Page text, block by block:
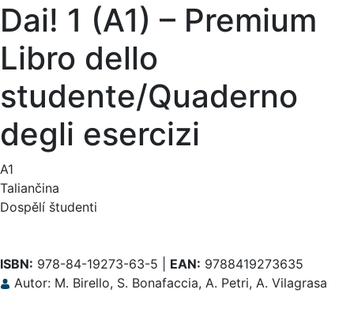
Dai! 1 (A1) – Premium
Libro dello
studente/Quaderno
degli esercizi
A1
Taliančina
Dospělí študenti
ISBN: 978-84-19273-63-5 | EAN: 9788419273635
Autor: M. Birello, S. Bonafaccia, A. Petri, A. Vilagrasa